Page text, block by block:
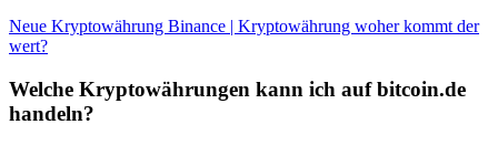
Neue Kryptowährung Binance | Kryptowährung woher kommt der
wert?
Welche Kryptowährungen kann ich auf bitcoin.de
handeln?